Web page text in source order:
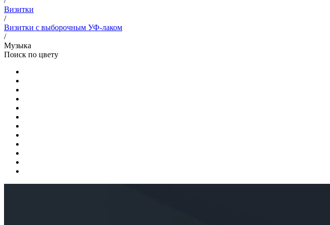
Визитки
/
Визитки с выборочным УФ-лаком
/
Музыка
Поиск по цвету